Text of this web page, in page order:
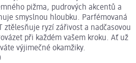
pižma, pudrových akcentů a
smyslnou hloubku. Parfémovaná
ztělesňuje ryzí zářivost a nadčasovou
při každém vašem kroku. Ať už
výjimečné okamžiky.